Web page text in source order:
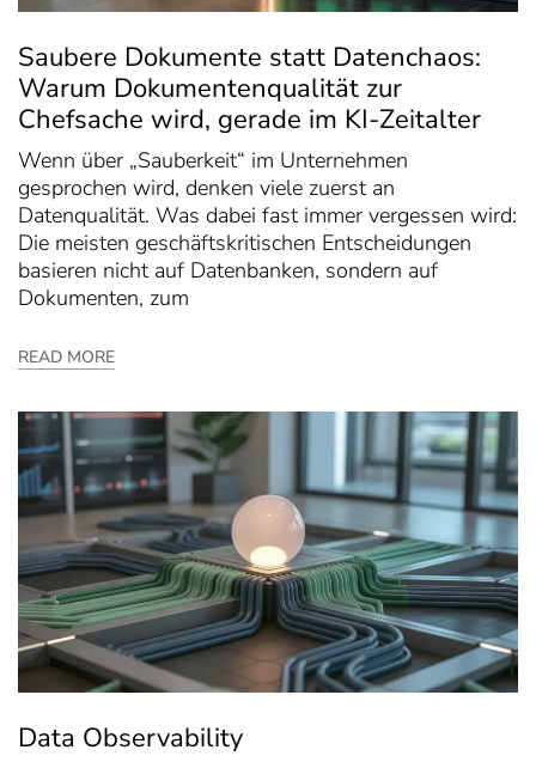
Saubere Dokumente statt Datenchaos:
Warum Dokumentenqualität zur
Chefsache wird, gerade im KI-Zeitalter
Wenn über „Sauberkeit“ im Unternehmen
gesprochen wird, denken viele zuerst an
Datenqualität. Was dabei fast immer vergessen wird:
Die meisten geschäftskritischen Entscheidungen
basieren nicht auf Datenbanken, sondern auf
Dokumenten, zum
READ MORE
Data Observability